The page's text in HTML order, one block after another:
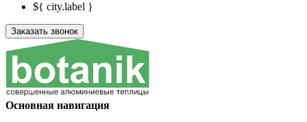
${ city.label }
Заказать звонок
Основная навигация